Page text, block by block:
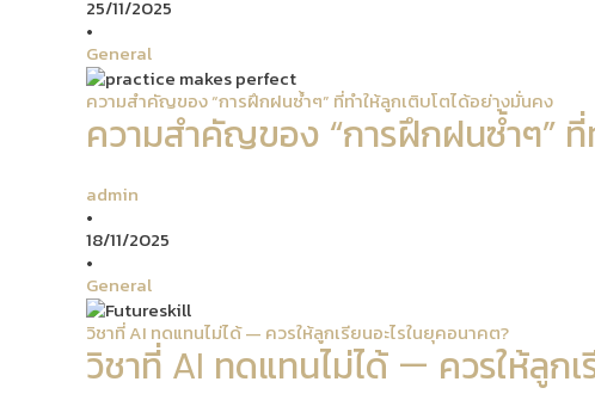
25/11/2025
•
General
ความสำคัญของ “การฝึกฝนซ้ำๆ” ที่ทำให้ลูกเติบโตได้อย่างมั่นคง
ความสำคัญของ “การฝึกฝนซ้ำๆ”
admin
•
18/11/2025
•
General
วิชาที่ AI ทดแทนไม่ได้ — ควรให้ลูกเรียนอะไรในยุคอนาคต?
วิชาที่ AI ทดแทนไม่ได้ — ควรให้ลูกเ